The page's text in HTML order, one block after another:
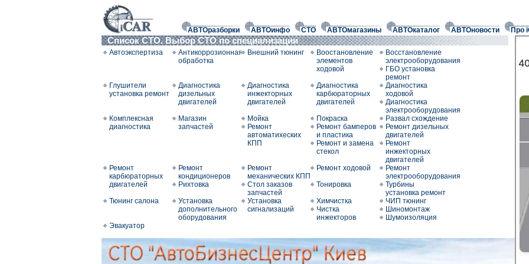
АВТОразборки АВТОинфо СТО АВТОмагазины АВТОкаталог АВТОновости Про
Список СТО. Выбор СТО по специализации
Автоэкспертиза
Антикоррозионная
обработка
Внешний тюнинг
Воостановление
элементов
ходовой
Восстановление
электрооборудования
ГБО установка
ремонт
Глушители
установка ремонт
Диагностика
дизельных
двигателей
Диагностика
инжекторных
двигателей
Диагностика
карбюраторных
двигателей
Диагностика
ходовой
Диагностика
электрооборудования
Комплексная
диагностика
Магазин
запчастей
Мойка Покраска
Развал схождение
Ремонт
автоматихеских
КПП
Ремонт бамперов
и пластика
Ремонт дизельных
двигателей
Ремонт и замена
стекол
Ремонт
инжекторных
двигателей
Ремонт
карбюраторных
двигателей
Ремонт
кондиционеров
Ремонт
механических КПП
Ремонт ходовой
Ремонт
электрооборудования
Рихтовка
Стол заказов
запчастей
Тонировка
Турбины
установка ремонт
Тюнинг салона
Установка
дополнительного
оборудования
Установка
сигнализаций
Химчистка
ЧИП тюнинг
Чистка
инжекторов
Шиномонтаж
Шумоизоляция
Эвакуатор